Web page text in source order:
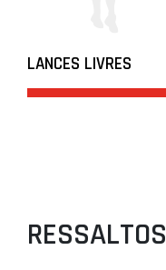
LANCES LIVRES
RESSALTOS